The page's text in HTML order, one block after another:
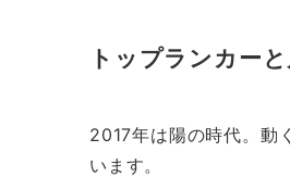
トップランカー
2017年は陽の時代。動
います。